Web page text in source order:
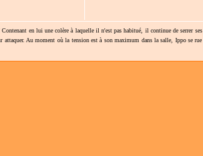
en lui une colère à laquelle il n'est pas habitué, il continue de serrer ses
Au moment où la tension est à son maximum dans la salle, Ippo se rue